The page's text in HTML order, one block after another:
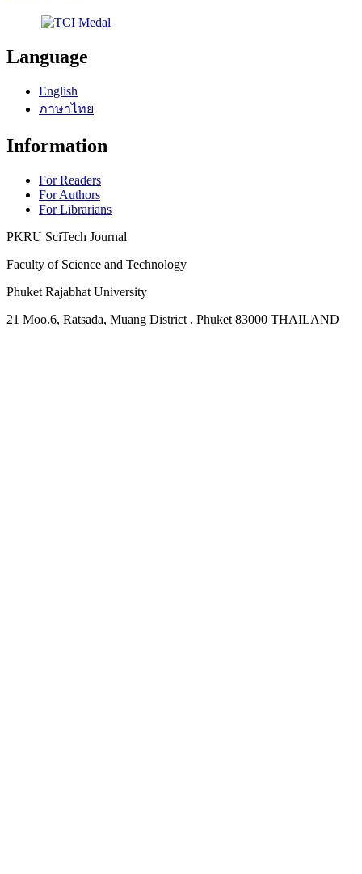
Language
English
ภาษาไทย
Information
For Readers
For Authors
For Librarians
PKRU SciTech Journal ​​​​
Faculty of Science and Technology
Phuket Rajabhat University
21 Moo.6, Ratsada, Muang District , Phuket 83000 THAILAND